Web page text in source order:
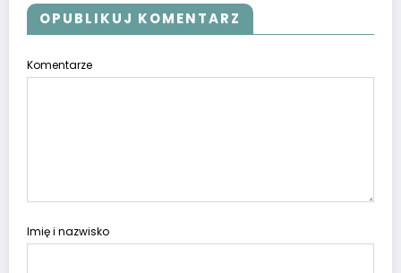
OPUBLIKUJ KOMENTARZ
Komentarze
Imię i nazwisko